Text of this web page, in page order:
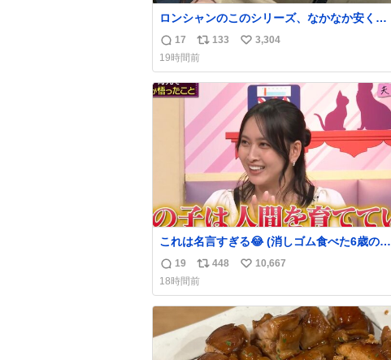
ロンシャンのこのシリーズ、なかなか安くな
らないのにセール価格になってる🖤✨レザー
なのが反則級にかわいい。持ってるだけでコ
ーデが格上げされる。
返
信
数
17
リ
ポ
ス
ト
数
133
い
ね
数
3,304
19時間前
これは名言すぎる😂 (消しゴム食べた6歳の弟
を思い出しながら)
返
信
数
19
リ
ポ
ス
ト
数
448
い
ね
数
10,667
18時間前